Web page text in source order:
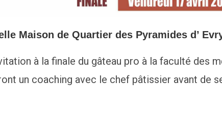
Maison de Quartier des Pyramides d’
à la finale du gâteau pro à la faculté des
un coaching avec le chef pâtissier avant de